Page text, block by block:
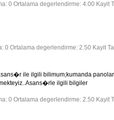
0 Ortalama degerlendirme: 4.00 Kayit
Ortalama degerlendirme: 2.50 Kayit
ile ilgili bilimum;kumanda
ilgili bilgiler
0 Ortalama degerlendirme: 2.50 Kayit